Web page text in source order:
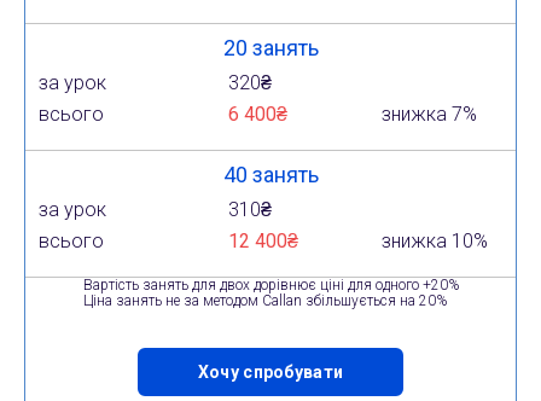
20 занять
за урок
320₴
всього
6 400₴ знижка 7%
40 занять
за урок
310₴
всього
12 400₴ знижка 10%
Вартість занять для двох дорівнює ціні для одного +20%
Ціна занять не за методом Callan збільшується на 20%
Хочу спробувати